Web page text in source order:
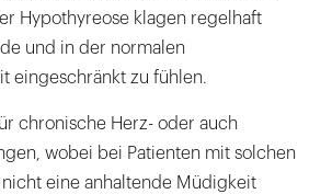
Hypothyreose klagen regelhaft
und in der normalen
eingeschränkt zu fühlen.
chronische Herz- oder auch
wobei bei Patienten mit solchen
eine anhaltende Müdigkeit